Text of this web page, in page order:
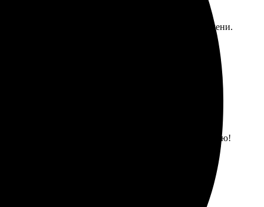
все понятно. Весь процесс занял немного времени.
украшаю интерьер. Рекомендую друзьям!
Быстрая доставка и отличное качество! Рекомендую!